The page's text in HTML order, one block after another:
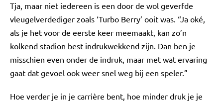
Tja, maar niet iedereen is een door de wol geverfde
vleugelverdediger zoals ‘Turbo Berry’ ooit was. “Ja oké,
als je het voor de eerste keer meemaakt, kan zo’n
kolkend stadion best indrukwekkend zijn. Dan ben je
misschien even onder de indruk, maar met wat ervaring
gaat dat gevoel ook weer snel weg bij een speler.”
Hoe verder je in je carrière bent, hoe minder druk je je